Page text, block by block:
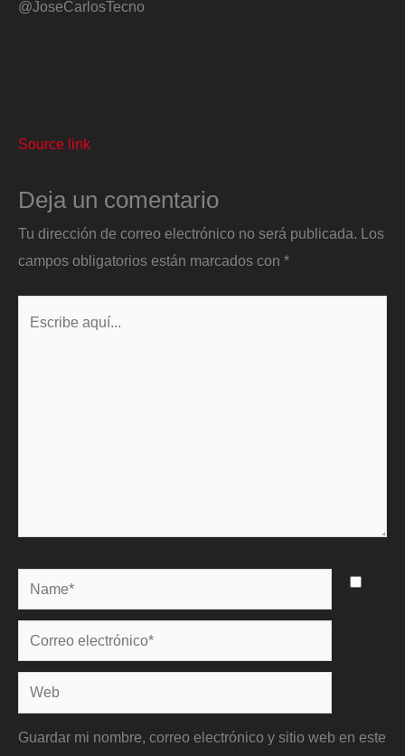
@JoseCarlosTecno
Source link
Deja un comentario
Tu dirección de correo electrónico no será publicada. Los
campos obligatorios están marcados con *
Name*
Correo
electrónico*
Web
Guardar mi nombre, correo electrónico y sitio web en este